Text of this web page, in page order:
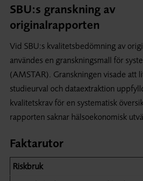
SBU:s granskning av
originalrapporten
Vid SBU:s kvalitetsbedömning av
användes en granskningsmall för
(AMSTAR). Granskningen visade att
studieurval och dataextraktion
kvalitetskrav för en systematisk
rapporten saknar hälsoekonomisk
Faktarutor
Riskbruk